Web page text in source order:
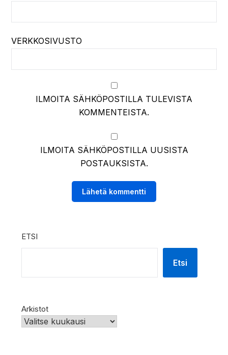
VERKKOSIVUSTO
ILMOITA SÄHKÖPOSTILLA TULEVISTA
KOMMENTEISTA.
ILMOITA SÄHKÖPOSTILLA UUSISTA
POSTAUKSISTA.
ETSI
Etsi
Arkistot